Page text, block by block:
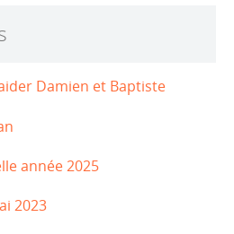
Damien et Baptiste
année 2025
2023